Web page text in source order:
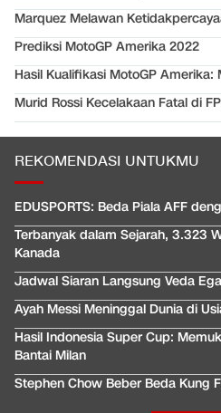
Marquez Melawan
Prediksi MotoGP Amerika 2022
Hasil Kualifikasi MotoGP
Murid Rossi Kecelakaan Fatal di
REKOMENDASI UNTUKMU
EDUSPORTS: Beda Piala AFF
Terbanyak dalam Sejarah, 3.323
Kanada
Jadwal Siaran Langsung Veda
Ayah Messi Meninggal Dunia di
Hasil Indonesia Super Cup:
Bantai Milan
Stephen Chow Beber Beda Kung